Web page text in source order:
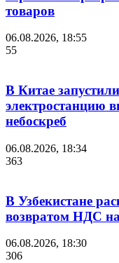
товаров
06.08.2026, 18:55
55
В Китае
электростанцию
небоскреб
06.08.2026, 18:34
363
В Узбекистане
возвратом НДС
06.08.2026, 18:30
306